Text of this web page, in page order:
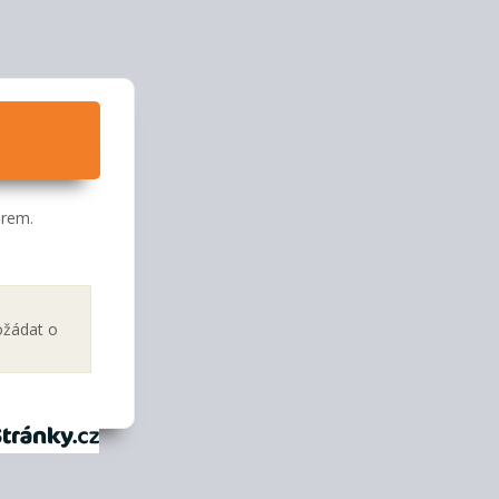
o